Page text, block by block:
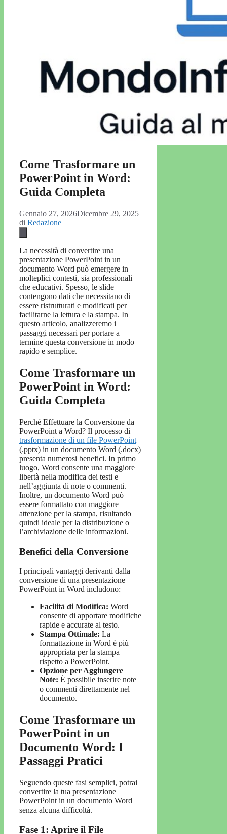
Come Trasformare un
PowerPoint in Word:
Guida Completa
Gennaio 27, 2026Dicembre 29, 2025
di Redazione
La necessità di convertire una
presentazione PowerPoint in un
documento Word può emergere in
molteplici contesti, sia professionali
che educativi. Spesso, le slide
contengono dati che necessitano di
essere ristrutturati e modificati per
facilitarne la lettura e la stampa. In
questo articolo, analizzeremo i
passaggi necessari per portare a
termine questa conversione in modo
rapido e semplice.
Come Trasformare un
PowerPoint in Word:
Guida Completa
Perché Effettuare la Conversione da
PowerPoint a Word? Il processo di
trasformazione di un file PowerPoint
(.pptx) in un documento Word (.docx)
presenta numerosi benefici. In primo
luogo, Word consente una maggiore
libertà nella modifica dei testi e
nell’aggiunta di note o commenti.
Inoltre, un documento Word può
essere formattato con maggiore
attenzione per la stampa, risultando
quindi ideale per la distribuzione o
l’archiviazione delle informazioni.
Benefici della Conversione
I principali vantaggi derivanti dalla
conversione di una presentazione
PowerPoint in Word includono:
Facilità di Modifica: Word
consente di apportare modifiche
rapide e accurate al testo.
Stampa Ottimale: La
formattazione in Word è più
appropriata per la stampa
rispetto a PowerPoint.
Opzione per Aggiungere
Note: È possibile inserire note
o commenti direttamente nel
documento.
Come Trasformare un
PowerPoint in un
Documento Word: I
Passaggi Pratici
Seguendo queste fasi semplici, potrai
convertire la tua presentazione
PowerPoint in un documento Word
senza alcuna difficoltà.
Fase 1: Aprire il File